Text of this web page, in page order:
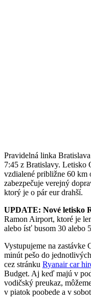
Pravidelná linka
7:45 z Bratislavy. Letisko
vzdialené približne 60 km
zabezpečuje verejný
ktorý je o pár eur drahší.
UPDATE: Nové letisko
Ramon Airport, ktoré je
alebo ísť busom 30 alebo
Vystupujeme na zastávke
minút pešo do
cez stránku Ryanair car
Budget. Aj keď majú v
vodičský preukaz,
v piatok poobede a v